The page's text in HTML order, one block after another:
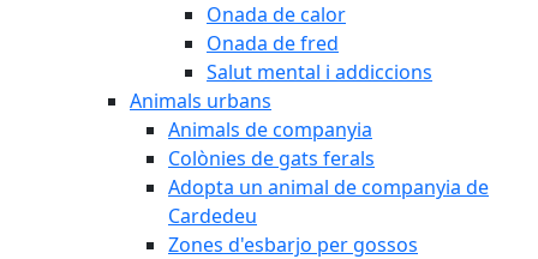
Onada de calor
Onada de fred
Salut mental i addiccions
Animals urbans
Animals de companyia
Colònies de gats ferals
Adopta un animal de companyia de
Cardedeu
Zones d'esbarjo per gossos